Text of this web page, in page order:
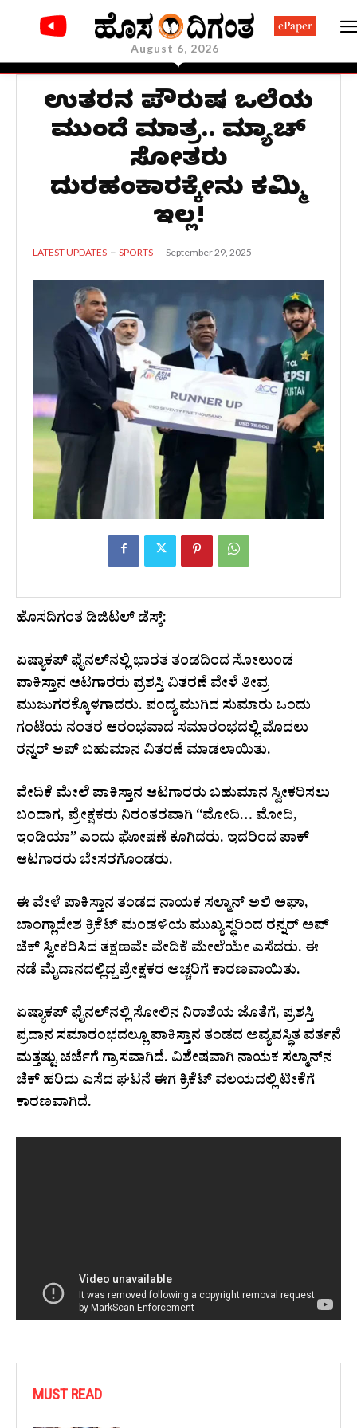
August 6, 2026
ePaper
ಉತ್ತರನ ಪೌರುಷ ಒಲೆಯ
ಮುಂದೆ ಮಾತ್ರ.. ಮ್ಯಾಚ್
ಸೋತರು
ದುರಹಂಕಾರಕ್ಕೇನು ಕಮ್ಮಿ
ಇಲ್ಲ!
LATEST UPDATES SPORTS September 29, 2025
ಹೊಸದಿಗಂತ ಡಿಜಿಟಲ್ ಡೆಸ್ಕ್:
ಏಷ್ಯಾಕಪ್ ಫೈನಲ್‌ನಲ್ಲಿ ಭಾರತ ತಂಡದಿಂದ ಸೋಲುಂಡ
ಪಾಕಿಸ್ತಾನ ಆಟಗಾರರು ಪ್ರಶಸ್ತಿ ವಿತರಣೆ ವೇಳೆ ತೀವ್ರ
ಮುಜುಗರಕ್ಕೊಳಗಾದರು. ಪಂದ್ಯ ಮುಗಿದ ಸುಮಾರು ಒಂದು
ಗಂಟೆಯ ನಂತರ ಆರಂಭವಾದ ಸಮಾರಂಭದಲ್ಲಿ ಮೊದಲು
ರನ್ನರ್ ಅಪ್ ಬಹುಮಾನ ವಿತರಣೆ ಮಾಡಲಾಯಿತು.
ವೇದಿಕೆ ಮೇಲೆ ಪಾಕಿಸ್ತಾನ ಆಟಗಾರರು ಬಹುಮಾನ ಸ್ವೀಕರಿಸಲು
ಬಂದಾಗ, ಪ್ರೇಕ್ಷಕರು ನಿರಂತರವಾಗಿ “ಮೋದಿ… ಮೋದಿ,
ಇಂಡಿಯಾ” ಎಂದು ಘೋಷಣೆ ಕೂಗಿದರು. ಇದರಿಂದ ಪಾಕ್
ಆಟಗಾರರು ಬೇಸರಗೊಂಡರು.
ಈ ವೇಳೆ ಪಾಕಿಸ್ತಾನ ತಂಡದ ನಾಯಕ ಸಲ್ಮಾನ್ ಅಲಿ ಅಘಾ,
ಬಾಂಗ್ಲಾದೇಶ ಕ್ರಿಕೆಟ್ ಮಂಡಳಿಯ ಮುಖ್ಯಸ್ಥರಿಂದ ರನ್ನರ್ ಅಪ್
ಚೆಕ್ ಸ್ವೀಕರಿಸಿದ ತಕ್ಷಣವೇ ವೇದಿಕೆ ಮೇಲೆಯೇ ಎಸೆದರು. ಈ
ನಡೆ ಮೈದಾನದಲ್ಲಿದ್ದ ಪ್ರೇಕ್ಷಕರ ಅಚ್ಚರಿಗೆ ಕಾರಣವಾಯಿತು.
ಏಷ್ಯಾಕಪ್ ಫೈನಲ್‌ನಲ್ಲಿ ಸೋಲಿನ ನಿರಾಶೆಯ ಜೊತೆಗೆ, ಪ್ರಶಸ್ತಿ
ಪ್ರದಾನ ಸಮಾರಂಭದಲ್ಲೂ ಪಾಕಿಸ್ತಾನ ತಂಡದ ಅವ್ಯವಸ್ಥಿತ ವರ್ತನೆ
ಮತ್ತಷ್ಟು ಚರ್ಚೆಗೆ ಗ್ರಾಸವಾಗಿದೆ. ವಿಶೇಷವಾಗಿ ನಾಯಕ ಸಲ್ಮಾನ್‌ನ
ಚೆಕ್ ಹರಿದು ಎಸೆದ ಘಟನೆ ಈಗ ಕ್ರಿಕೆಟ್ ವಲಯದಲ್ಲಿ ಟೀಕೆಗೆ
ಕಾರಣವಾಗಿದೆ.
MUST READ